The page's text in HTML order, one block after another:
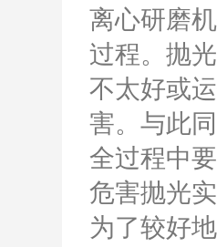
离心研磨
过程。抛
不太好或
害。与此
全过程中
危害抛光实
为了较好